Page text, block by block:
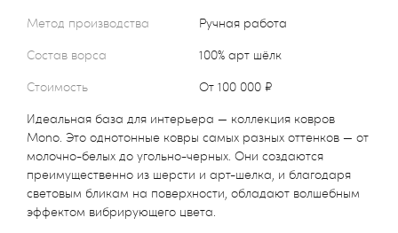
Метод производства
Ручная работа
Состав ворса
100% арт шёлк
Стоимость
от 100 000 ₽
Идеальная база для интерьера — коллекция ковров
Mono. Это однотонные ковры самых разных оттенков — от
молочно-белых до угольно-черных. Они создаются
преимущественно из шерсти и арт-шелка, и благодаря
световым бликам на поверхности, обладают волшебным
эффектом вибрирующего цвета.